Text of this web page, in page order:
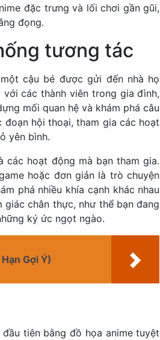
đặc trưng và lối chơi gần gũi,
đọng.
tương tác
cậu bé được gửi đến nhà họ
các thành viên trong gia đình,
mối quan hệ và khám phá câu
hội thoại, tham gia các hoạt
yên bình.
các hoạt động mà bạn tham gia.
hoặc đơn giản là trò chuyện
phá nhiều khía cạnh khác nhau
chân thực, như thể bạn đang
ký ức ngọt ngào.
Gợi Ý)
tiên bằng đồ họa anime tuyệt